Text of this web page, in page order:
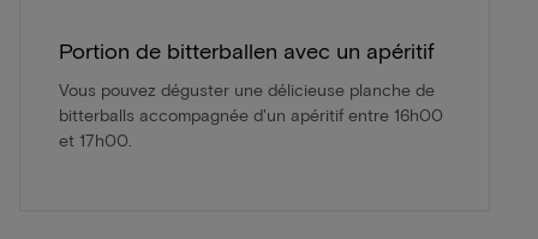
Portion de bitterballen avec un apéritif
Vous pouvez déguster une délicieuse planche de
bitterballs accompagnée d'un apéritif entre 16h00
et 17h00.